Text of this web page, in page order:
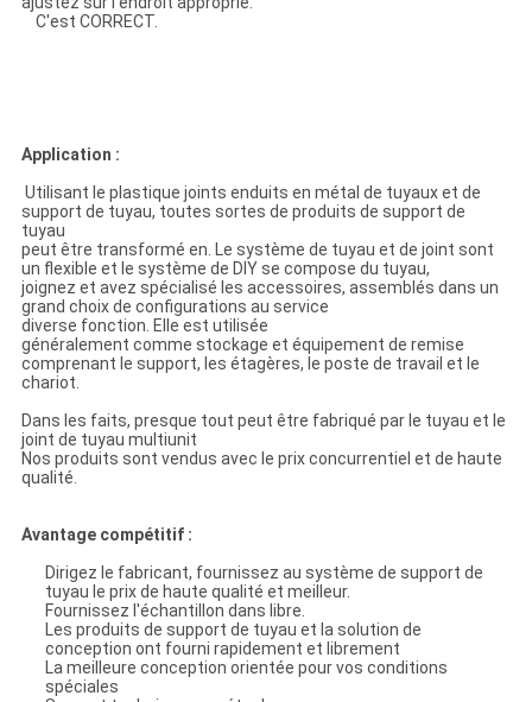
C'est CORRECT.
Application :
Utilisant le plastique joints enduits en métal de tuyaux et de
support de tuyau, toutes sortes de produits de support de
tuyau
peut être transformé en. Le système de tuyau et de joint sont
un flexible et le système de DIY se compose du tuyau,
joignez et avez spécialisé les accessoires, assemblés dans un
grand choix de configurations au service
diverse fonction. Elle est utilisée
généralement comme stockage et équipement de remise
comprenant le support, les étagères, le poste de travail et le
chariot.
Dans les faits, presque tout peut être fabriqué par le tuyau et le
joint de tuyau multiunit
Nos produits sont vendus avec le prix concurrentiel et de haute
qualité.
Avantage compétitif :
Dirigez le fabricant, fournissez au système de support de
tuyau le prix de haute qualité et meilleur.
Fournissez l'échantillon dans libre.
Les produits de support de tuyau et la solution de
conception ont fourni rapidement et librement
La meilleure conception orientée pour vos conditions
spéciales